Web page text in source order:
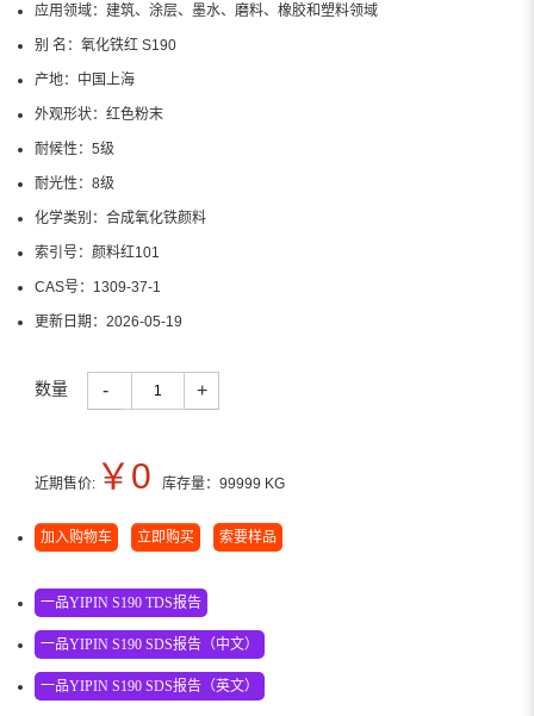
应用领域： 建筑、涂层、墨水、磨料、橡胶和塑料领域
别 名： 氧化铁红 S190
产地： 中国上海
外观形状： 红色粉末
耐候性： 5级
耐光性： 8级
化学类别： 合成氧化铁颜料
索引号： 颜料红101
CAS号： 1309-37-1
更新日期： 2026-05-19
数量 - +
近期售价: ￥0 库存量： 99999 KG
加入购物车 立即购买 索要样品
一品YIPIN S190 TDS报告
一品YIPIN S190 SDS报告（中文）
一品YIPIN S190 SDS报告（英文）